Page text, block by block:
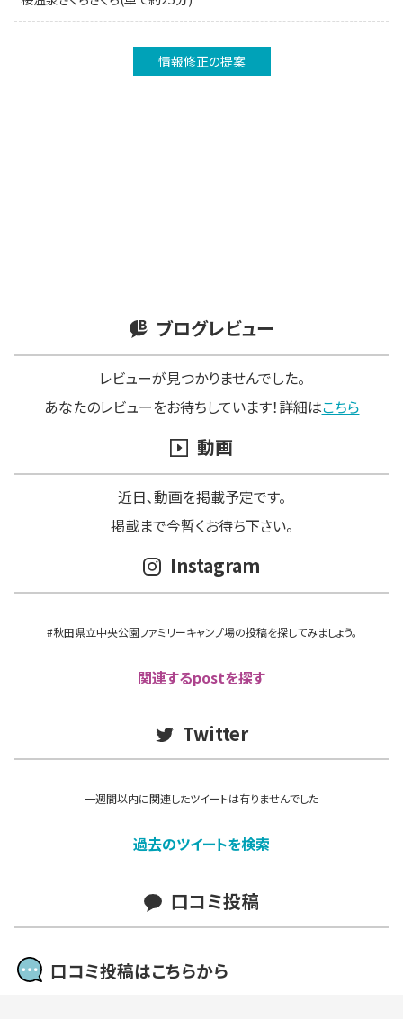
情報修正の提案
ブログレビュー
レビューが見つかりませんでした。
あなたのレビューをお待ちしています！詳細はこちら
動画
近日､動画を掲載予定です。
掲載まで今暫くお待ち下さい。
Instagram
#秋田県立中央公園ファミリーキャンプ場の投稿を探してみましょう。
関連するpostを探す
Twitter
一週間以内に関連したツイートは有りませんでした
過去のツイートを検索
口コミ投稿
口コミ投稿はこちらから